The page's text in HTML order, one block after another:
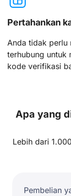
Pertahankan
Anda tidak perlu
terhubung untuk
kode verifikasi
Apa yang
Lebih dari
Pembelian